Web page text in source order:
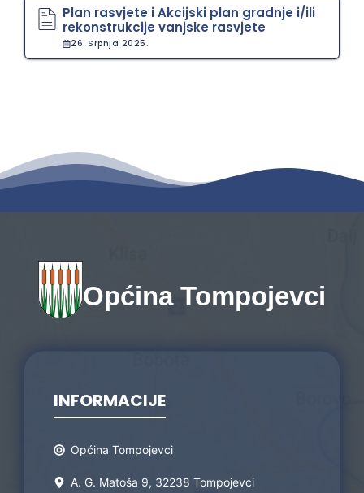
Plan rasvjete i Akcijski plan gradnje i/ili
rekonstrukcije vanjske rasvjete
26. Srpnja 2025.
Općina Tompojevci
INFORMACIJE
Općina Tompojevci
A. G. Matoša 9, 32238 Tompojevci